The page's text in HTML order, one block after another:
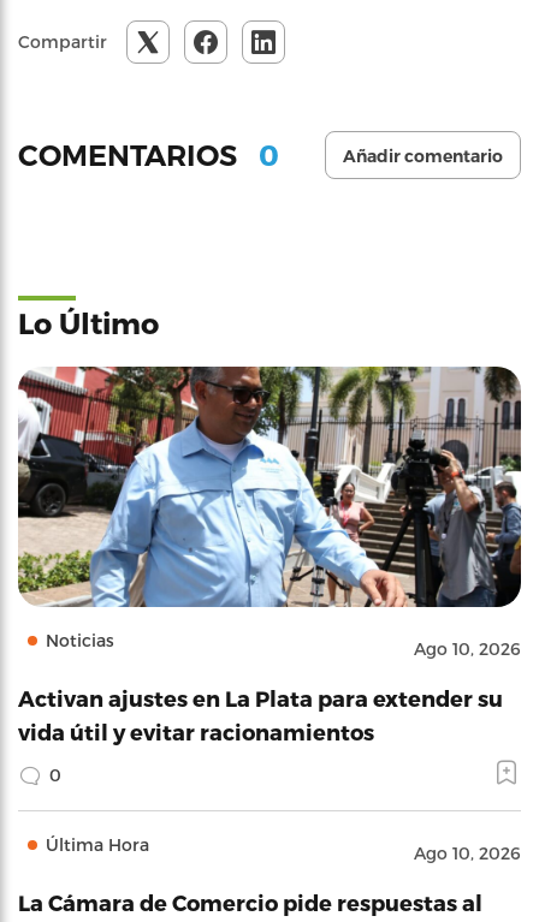
Compartir
COMENTARIOS 0 Añadir comentario
Lo Último
Noticias Ago 10, 2026
Activan ajustes en La Plata para extender su
vida útil y evitar racionamientos
0
Última Hora Ago 10, 2026
La Cámara de Comercio pide respuestas al